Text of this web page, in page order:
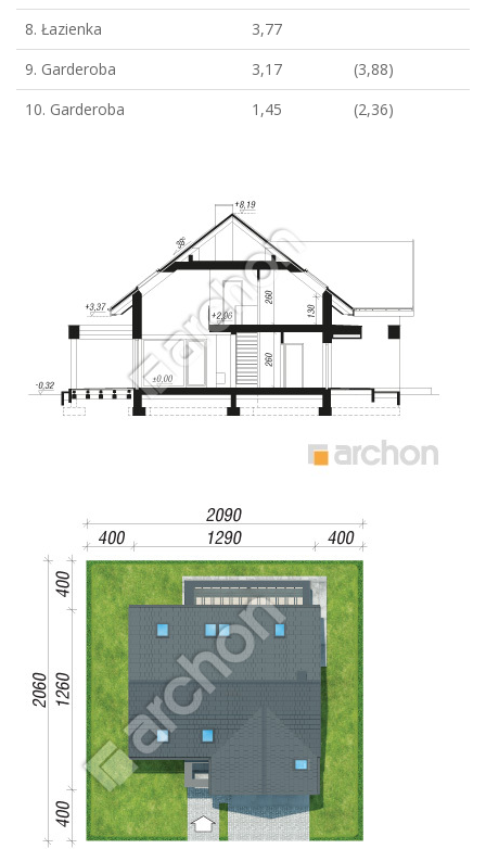
8. Łazienka
3,77
9. Garderoba
3,17
(3,88)
10. Garderoba
1,45 (2,36)